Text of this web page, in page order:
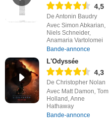
4,5
De Antonin Baudry
Avec Simon Abkarian,
Niels Schneider,
Anamaria Vartolomei
Bande-annonce
L'Odyssée
4,3
De Christopher Nolan
Avec Matt Damon, Tom
Holland, Anne
Hathaway
Bande-annonce